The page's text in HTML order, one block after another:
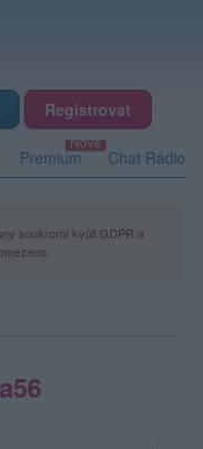
Registrovat
Premium Chat Rádio
soukromí kvůli GDPR a